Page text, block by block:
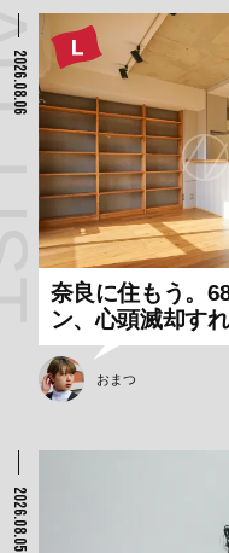
サービス内容
渋井不動産の
会社情報
採用情報
2026.08.06
奈良に住もう。
ン、心頭滅却す
おまつ
2026.08.05